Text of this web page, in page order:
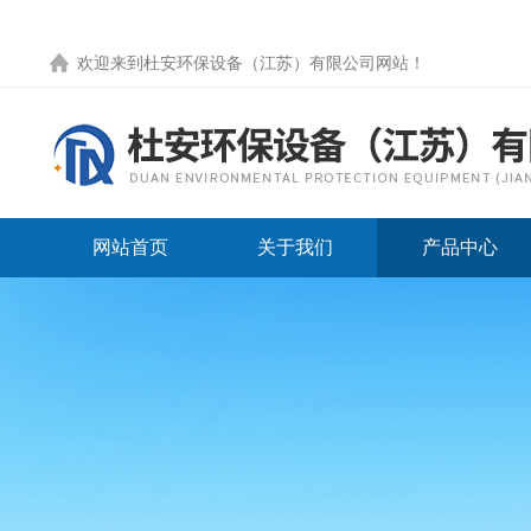
欢迎来到 杜安环保设备（江苏）有限公司网站 ！
网站首页 关于我们 产品中心